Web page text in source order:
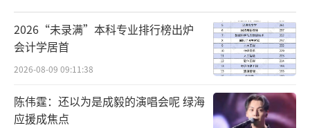
发动全村：2006年，为立一块七百多斤重
的烈士墓碑，他带领村民用毛驴车拉、用肩膀
抬，六人一组在陡峭山坡上轮换，几十米路走
了整整一上午。力气活，把口头承诺变成了全
村人共同的汗水记忆。
2026“未录满”本科专业排行榜出炉
会计学居首
2026-08-09 09:11:38
陈伟霆：还以为是成毅的演唱会呢 绿海
应援成焦点